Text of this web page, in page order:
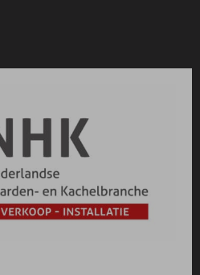
ook om de secundaire
Wilt u meer vuur, dan
open. Voor een rustiger
dicht.
voor reiniging is, dankzij het